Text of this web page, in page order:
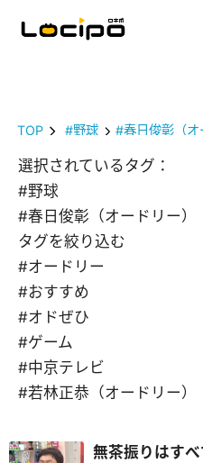
TOP #野球 #春日俊彰（オ
選択されているタグ：
#野球
#春日俊彰（オードリー）
タグを絞り込む
#オードリー
#おすすめ
#オドぜひ
#ゲーム
#中京テレビ
#若林正恭（オードリー）
無茶振りはす